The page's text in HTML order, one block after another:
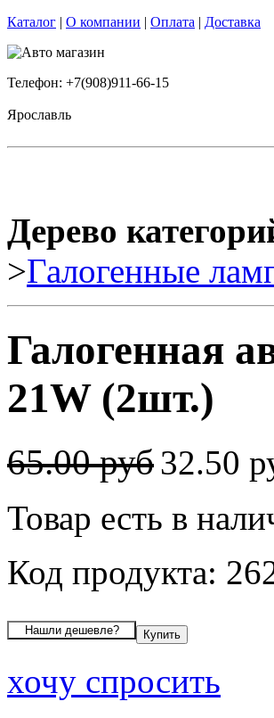
Каталог | О компании | Оплата | Доставка
Телефон: +7(908)911-66-15
Ярославль
Дерево
>Галогенные
Галогенная
21W (2шт.)
65.00 руб32.50
Товар есть в
Код продукта:
хочу спросить